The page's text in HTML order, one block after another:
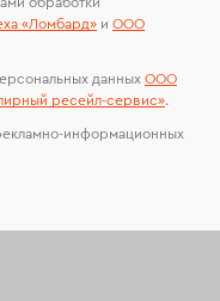
«Ломбард» и ООО
данных ООО
ресейл-сервиc».
информационных